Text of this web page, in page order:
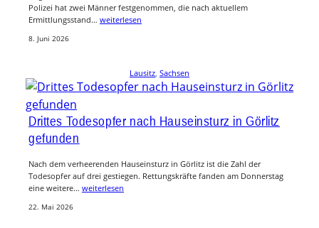
Polizei hat zwei Männer festgenommen, die nach aktuellem
Ermittlungsstand… weiterlesen
8. Juni 2026
Lausitz, Sachsen
Drittes Todesopfer nach Hauseinsturz in Görlitz
gefunden
Nach dem verheerenden Hauseinsturz in Görlitz ist die Zahl der
Todesopfer auf drei gestiegen. Rettungskräfte fanden am Donnerstag
eine weitere… weiterlesen
22. Mai 2026